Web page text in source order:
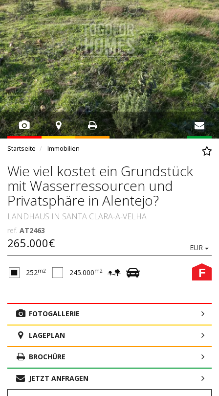
Startseite Immobilien
Wie viel kostet ein Grundstück
mit Wasserressourcen und
Privatsphäre in Alentejo?
LANDHAUS IN SANTA CLARA-A-VELHA
ref. AT2463
265.000€ EUR
F
252m2 245.000m2
FOTOGALLERIE
LAGEPLAN
BROCHÜRE
JETZT ANFRAGEN